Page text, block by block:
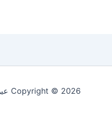
Copyright © 2026 عين الإخبارية | Powered by